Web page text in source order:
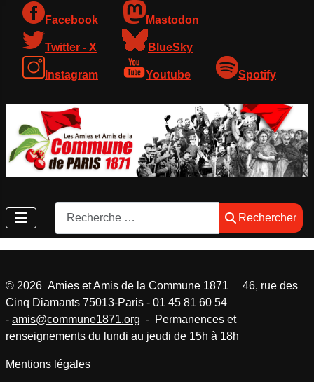
Facebook Mastodon
Twitter - X BlueSky
Instagram Youtube Spotify
Rechercher
Rechercher
© 2026 Amies et Amis de la Commune 1871 46, rue des
Cinq Diamants 75013-Paris - 01 45 81 60 54
- amis@commune1871.org - Permanences et
renseignements du lundi au jeudi de 15h à 18h
Mentions légales